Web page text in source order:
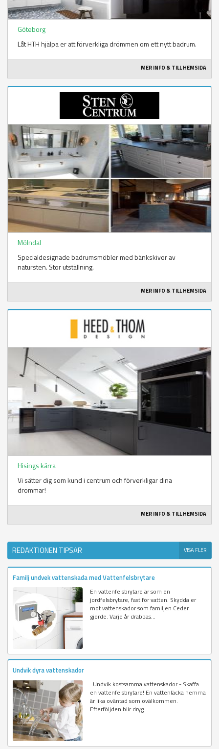
Göteborg
Låt HTH hjälpa er att förverkliga drömmen om ett nytt badrum.
MER INFO & TILL HEMSIDA
Mölndal
Specialdesignade badrumsmöbler med bänkskivor av
natursten. Stor utställning.
MER INFO & TILL HEMSIDA
Hisings kärra
Vi sätter dig som kund i centrum och förverkligar dina
drömmar!
MER INFO & TILL HEMSIDA
REDAKTIONEN TIPSAR VISA FLER
Familj undvek vattenskada med Vattenfelsbrytare
En vattenfelsbrytare är som en
jordfelsbrytare, fast för vatten. Skydda er
mot vattenskador som familjen Ceder
gjorde. Varje år drabbas...
Undvik dyra vattenskador
Undvik kostsamma vattenskador - Skaffa
en vattenfelsbrytare! En vattenläcka hemma
är lika oväntad som ovälkommen.
Efterföljden blir dryg...